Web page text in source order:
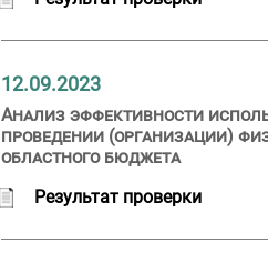
12.09.2023
Анализ эффективности
проведении (организации)
областного бюджета
Результат проверки